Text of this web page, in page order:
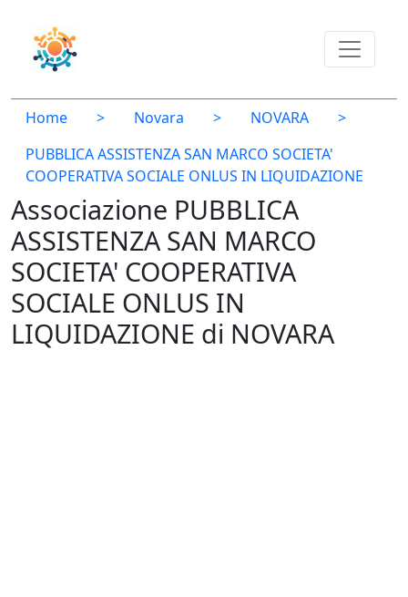
Home > Novara > NOVARA
>
PUBBLICA ASSISTENZA SAN MARCO SOCIETA'
COOPERATIVA SOCIALE ONLUS IN LIQUIDAZIONE
Associazione PUBBLICA
ASSISTENZA SAN MARCO
SOCIETA' COOPERATIVA
SOCIALE ONLUS IN
LIQUIDAZIONE di NOVARA